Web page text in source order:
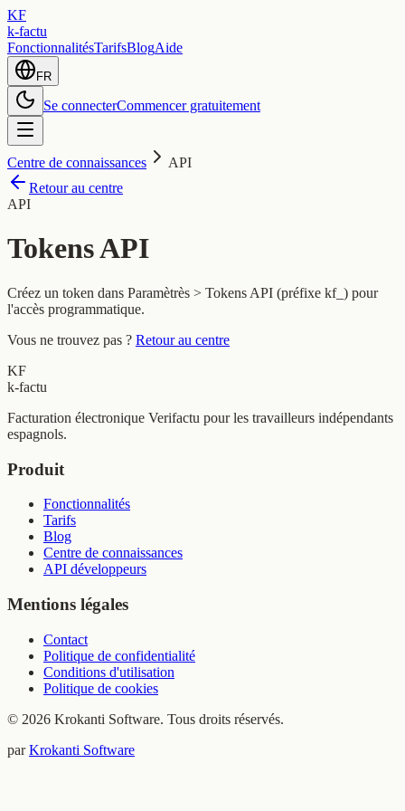
KF
k-factu
FonctionnalitésTarifsBlogAide
FR
Se connecterCommencer gratuitement
Centre de connaissances
API
Retour au centre
API
Tokens API
Créez un token dans Paramètrès > Tokens API (préfixe kf_) pour
l'accès programmatique.
Vous ne trouvez pas ? Retour au centre
KF
k-factu
Facturation électronique Verifactu pour les travailleurs indépendants
espagnols.
Produit
Fonctionnalités
Tarifs
Blog
Centre de connaissances
API développeurs
Mentions légales
Contact
Politique de confidentialité
Conditions d'utilisation
Politique de cookies
© 2026 Krokanti Software. Tous droits réservés.
par Krokanti Software